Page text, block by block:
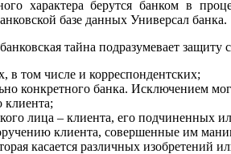
характера берутся банком в
базе данных Универсал банка.
тайна подразумевает
том числе и корреспондентских;
конкретного банка. Исключением
лица – клиента, его подчиненных
клиента, совершенные им
касается различных изобретений